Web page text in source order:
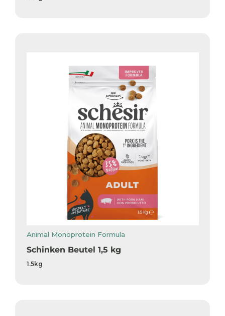
Animal Monoprotein Formula
Schinken Beutel 1,5 kg
1.5kg